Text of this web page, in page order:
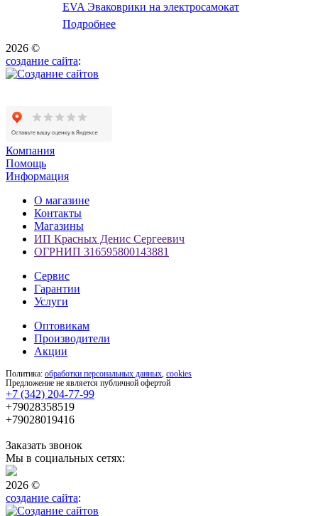
EVA Эваковрики на электросамокат
Подробнее
2026 ©
создание сайта:
Компания
Помощь
Информация
О магазине
Контакты
Магазины
ИП Красных Денис Сергеевич
ОГРНИП 316595800143881
Сервис
Гарантии
Услуги
Оптовикам
Производители
Акции
Политика: обработки персональных данных, cookies
Предложение не является публичной офертой
+7 (342) 204-77-99
+79028358519
+79028019416
Заказать звонок
Мы в социальных сетях:
2026 ©
создание сайта: